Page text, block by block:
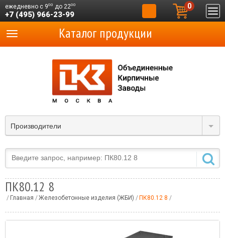
ежедневно с 900 до 2200
+7 (495) 966-23-99
0
Производители
Каталог продукции
ПК80.12 8
Главная Железобетонные изделия (ЖБИ) ПК80.12 8